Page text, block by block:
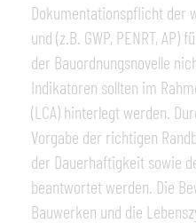
Dokumentationspflicht der
und (z.B. GWP, PENRT,
der Bauordnungsnovelle
Indikatoren sollten im
(LCA) hinterlegt werden.
Vorgabe der richtigen
der Dauerhaftigkeit sowie
beantwortet werden. Die
Bauwerken und die